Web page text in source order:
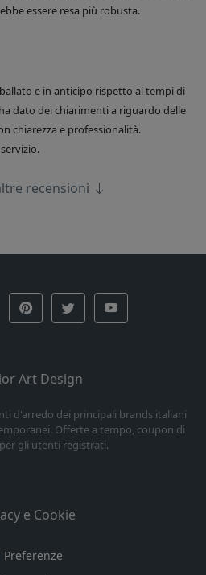
essere resa più robusta.
e in anticipo rispetto ai tempi di
dato dei chiarimenti a riguardo delle
chiarezza e professionalità.
recensioni
Art Design
d'arredo dei principali brands italiani
Offerte a tempo, coupon di
gli utenti registrati.
e Cookie
Preferenze